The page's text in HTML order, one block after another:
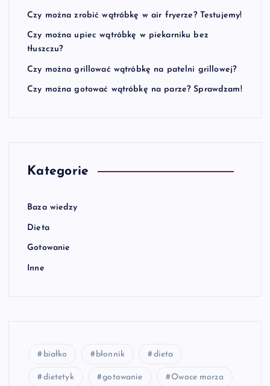
Czy można zrobić wątróbkę w air fryerze? Testujemy!
Czy można upiec wątróbkę w piekarniku bez
tłuszczu?
Czy można grillować wątróbkę na patelni grillowej?
Czy można gotować wątróbkę na parze? Sprawdzam!
Kategorie
Baza wiedzy
Dieta
Gotowanie
Inne
białko błonnik dieta
dietetyk gotowanie Owoce morza